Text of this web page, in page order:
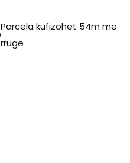
Parcela kufizohet 54m me
rrugë